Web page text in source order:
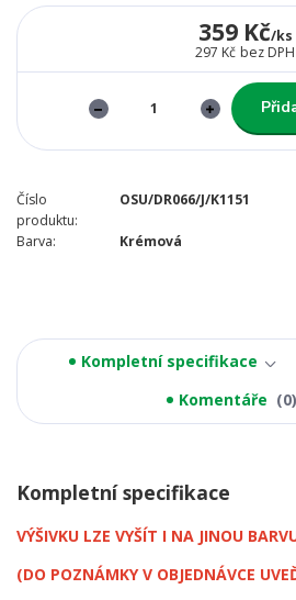
359 Kč/ks
297 Kč bez DPH
Číslo
produktu:
OSU/DR066/J/K1151
Barva: Krémová
Kompletní specifikace
Komentáře
0
Kompletní specifikace
VÝŠIVKU LZE VYŠÍT I NA JINOU
(DO POZNÁMKY V OBJEDNÁVCE